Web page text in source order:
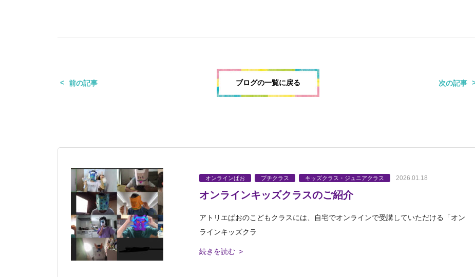
前の記事 ブログの一覧に戻る 次の記事
オンラインぱお プチクラス キッズクラス・ジュニアクラス 2026.01.18
オンラインキッズクラスのご紹介
アトリエぱおのこどもクラスには、自宅でオンラインで受講していただける「オン
ラインキッズクラ
続きを読む >